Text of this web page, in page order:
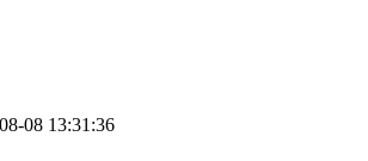
08 13:31:36